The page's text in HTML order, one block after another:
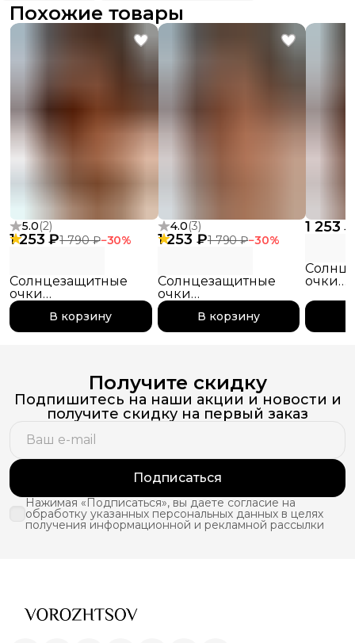
Похожие товары
5.0(2)
1 253 ₽1 790 ₽−30%
Солнцезащитные
очки
поляризационные
pinterestВ корзину
4.0(3)
1 253 ₽1 790 ₽−30%
Солнцезащитные
очки
поляризационныеpinterest
В корзину
1 253 ₽
очки
Получите скидку
Подпишитесь на наши акции и новости и
получите скидку на первый заказ
Подписаться
Нажимая «Подписаться», вы даете согласие на
обработку указанных персональных данных в целях
получения информационной и рекламной рассылки